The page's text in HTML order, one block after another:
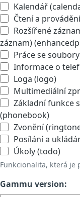
Kalendář
Čtení a
Rozšířené
záznam)
Práce se
Informace o
Loga (logo)
Multimediální
Základní funkce
(phonebook)
Zvonění
Posílání a
Úkoly (todo)
Funkcionalita, která je
Gammu version: